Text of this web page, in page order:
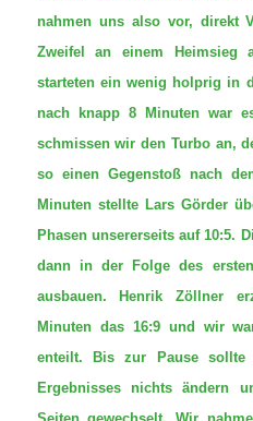
nahmen uns also vor, direkt
Zweifel an einem Heimsieg
starteten ein wenig holprig in
nach knapp 8 Minuten war
schmissen wir den Turbo an,
so einen Gegenstoß nach
Minuten stellte Lars Görder
Phasen unsererseits auf 10:5.
dann in der Folge des
ausbauen. Henrik Zöllner
Minuten das 16:9 und wir
enteilt. Bis zur Pause
Ergebnisses nichts ändern